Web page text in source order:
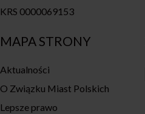
MAPA STRONY
Aktualności
O Związku Miast Polskich
Lepsze prawo
KRS 0000069153